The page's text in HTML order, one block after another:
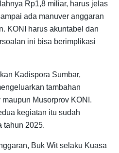
Rp1,8 miliar, harus jelas
ada manuver anggaran
KONI harus akuntabel dan
ini bisa berimplikasi
Kadispora Sumbar,
tambahan
Musorprov KONI.
kegiatan itu sudah
tahun 2025.
Buk Wit selaku Kuasa